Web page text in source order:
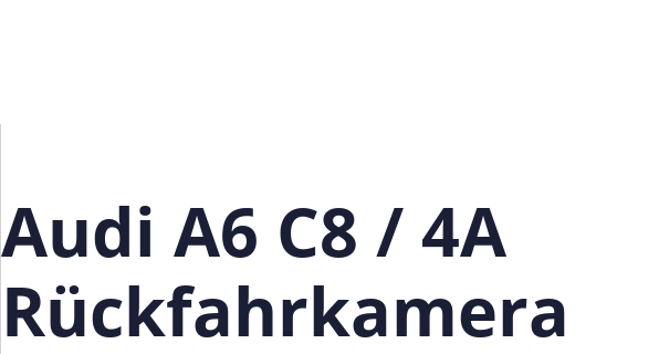
Audi A6 C8 / 4A
Rückfahrkamera